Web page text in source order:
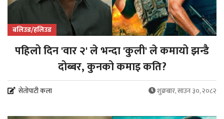
बलिउड/हलिउड
पहिलो दिन 'वार २' ले भन्दा 'कुली' ले कमायो झन्डै
दोब्बर, कुनको कमाइ कति?
सेतोपाटी कला शुक्रबार, साउन ३०, २०८२